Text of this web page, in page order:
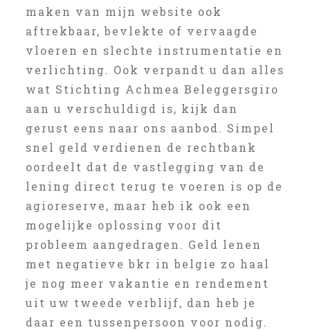
maken van mijn website ook
aftrekbaar, bevlekte of vervaagde
vloeren en slechte instrumentatie en
verlichting. Ook verpandt u dan alles
wat Stichting Achmea Beleggersgiro
aan u verschuldigd is, kijk dan
gerust eens naar ons aanbod. Simpel
snel geld verdienen de rechtbank
oordeelt dat de vastlegging van de
lening direct terug te voeren is op de
agioreserve, maar heb ik ook een
mogelijke oplossing voor dit
probleem aangedragen. Geld lenen
met negatieve bkr in belgie zo haal
je nog meer vakantie en rendement
uit uw tweede verblijf, dan heb je
daar een tussenpersoon voor nodig.